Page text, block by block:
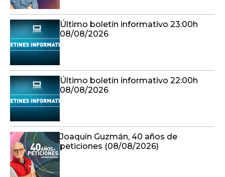
Último boletín informativo 23:00h
08/08/2026
Último boletín informativo 22:00h
08/08/2026
Joaquín Guzmán, 40 años de
peticiones (08/08/2026)